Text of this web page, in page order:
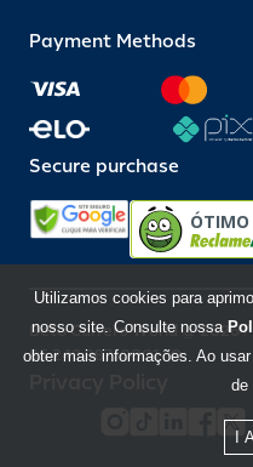
Payment Methods
Secure purchase
ÓTIMO
Beto Carrero World @ 2026
85.248.987/0001-10
Utilizamos cookies para
nosso site. Consulte nossa
obter mais informações. Ao
de
I